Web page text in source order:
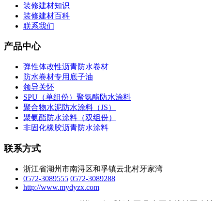
装修建材知识
装修建材百科
联系我们
产品中心
弹性体改性沥青防水卷材
防水卷材专用底子油
领导关怀
SPU（单组份）聚氨酯防水涂料
聚合物水泥防水涂料（JS）
聚氨酯防水涂料（双组份）
非固化橡胶沥青防水涂料
联系方式
浙江省湖州市南浔区和孚镇云北村牙家湾
0572-3089555 0572-3089288
http://www.mydyzx.com